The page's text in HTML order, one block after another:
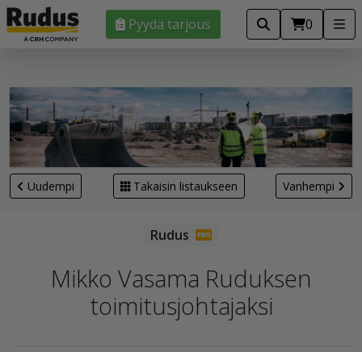
Pyydä tarjous 0
Uudempi Takaisin listaukseen Vanhempi
Mikko Vasama Ruduksen
toimitusjohtajaksi